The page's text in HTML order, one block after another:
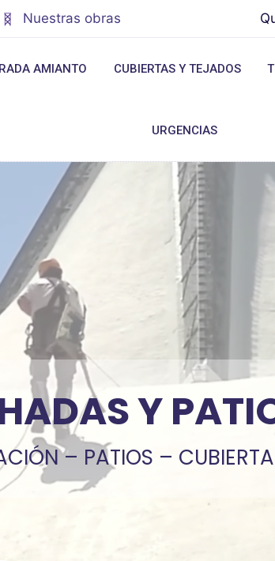
Nuestras obras
AMIANTO CUBIERTAS Y TEJADOS
URGENCIAS
Y
– PATIOS –